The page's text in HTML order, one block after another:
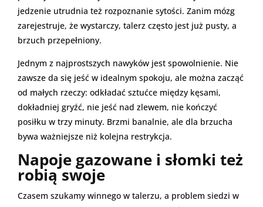
jedzenie utrudnia też rozpoznanie sytości. Zanim mózg
zarejestruje, że wystarczy, talerz często jest już pusty, a
brzuch przepełniony.
Jednym z najprostszych nawyków jest spowolnienie. Nie
zawsze da się jeść w idealnym spokoju, ale można zacząć
od małych rzeczy: odkładać sztućce między kęsami,
dokładniej gryźć, nie jeść nad zlewem, nie kończyć
posiłku w trzy minuty. Brzmi banalnie, ale dla brzucha
bywa ważniejsze niż kolejna restrykcja.
Napoje gazowane i słomki też
robią swoje
Czasem szukamy winnego w talerzu, a problem siedzi w